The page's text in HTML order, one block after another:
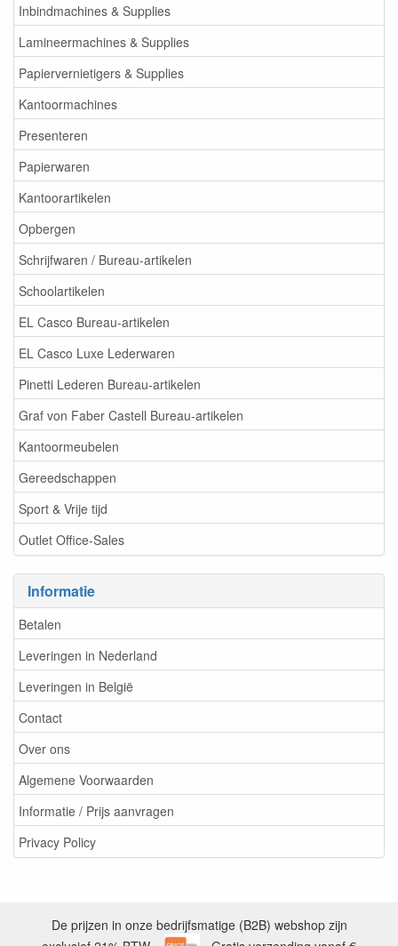
Inbindmachines & Supplies
Lamineermachines & Supplies
Papiervernietigers & Supplies
Kantoormachines
Presenteren
Papierwaren
Kantoorartikelen
Opbergen
Schrijfwaren / Bureau-artikelen
Schoolartikelen
EL Casco Bureau-artikelen
EL Casco Luxe Lederwaren
Pinetti Lederen Bureau-artikelen
Graf von Faber Castell Bureau-artikelen
Kantoormeubelen
Gereedschappen
Sport & Vrije tijd
Outlet Office-Sales
Informatie
Betalen
Leveringen in Nederland
Leveringen in België
Contact
Over ons
Algemene Voorwaarden
Informatie / Prijs aanvragen
Privacy Policy
De prijzen in onze bedrijfsmatige (B2B) webshop zijn